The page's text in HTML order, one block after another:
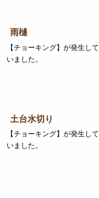
雨樋
【チョーキング】が発生して
いました。
土台水切り
【チョーキング】が発生して
いました。